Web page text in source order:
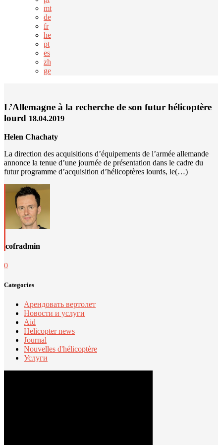
mt
de
fr
he
pt
es
zh
ge
L’Allemagne à la recherche de son futur hélicoptère
lourd 18.04.2019
Helen Chachaty
La direction des acquisitions d’équipements de l’armée allemande
annonce la tenue d’une journée de présentation dans le cadre du
futur programme d’acquisition d’hélicoptères lourds, le(…)
cofradmin
0
Categories
Арендовать вертолет
Новости и услуги
Aid
Helicopter news
Journal
Nouvelles d'hélicoptère
Услуги